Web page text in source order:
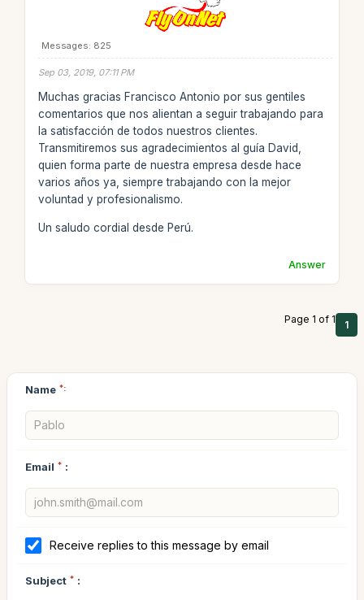
Messages: 825
Sep 03, 2019, 07:11 PM
Muchas gracias Francisco Antonio por sus gentiles
comentarios que nos alientan a seguir trabajando para
la satisfacción de todos nuestros clientes.
Transmitiremos sus agradecimientos al guía David,
quien forma parte de nuestra empresa desde hace
varios años ya, siempre trabajando con la mejor
voluntad y profesionalismo.
Un saludo cordial desde Perú.
Answer
Page 1 of 1 1
Name *:
Email * :
Receive replies to this message by email
Subject * :